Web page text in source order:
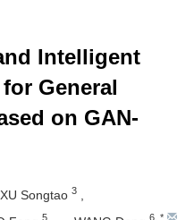
Intelligent
General
on GAN-
XU Songtao 3
5 6, *